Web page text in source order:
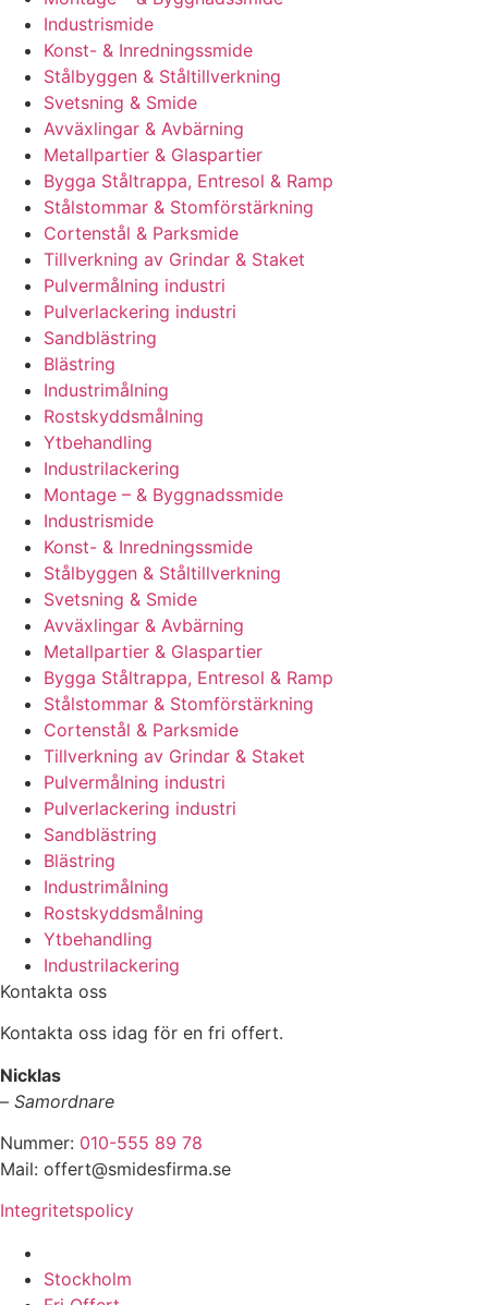
Industrismide
Konst- & Inredningssmide
Stålbyggen & Ståltillverkning
Svetsning & Smide
Avväxlingar & Avbärning
Metallpartier & Glaspartier
Bygga Ståltrappa, Entresol & Ramp
Stålstommar & Stomförstärkning
Cortenstål & Parksmide
Tillverkning av Grindar & Staket
Pulvermålning industri
Pulverlackering industri
Sandblästring
Blästring
Industrimålning
Rostskyddsmålning
Ytbehandling
Industrilackering
Montage – & Byggnadssmide
Industrismide
Konst- & Inredningssmide
Stålbyggen & Ståltillverkning
Svetsning & Smide
Avväxlingar & Avbärning
Metallpartier & Glaspartier
Bygga Ståltrappa, Entresol & Ramp
Stålstommar & Stomförstärkning
Cortenstål & Parksmide
Tillverkning av Grindar & Staket
Pulvermålning industri
Pulverlackering industri
Sandblästring
Blästring
Industrimålning
Rostskyddsmålning
Ytbehandling
Industrilackering
Kontakta oss
Kontakta oss idag för en fri offert.
Nicklas
– Samordnare
Nummer: 010-555 89 78
Mail: offert@smidesfirma.se
Integritetspolicy
Stockholm